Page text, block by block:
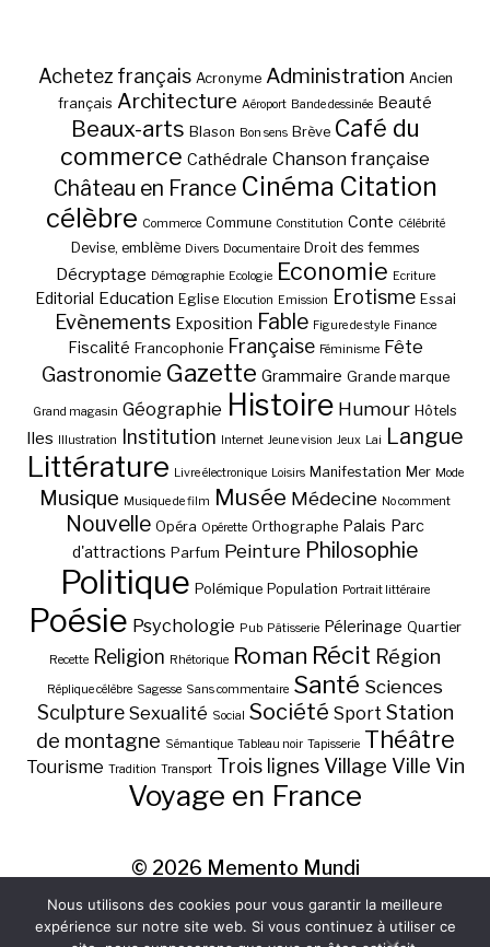
Achetez français Acronyme Administration Ancien
français Architecture Aéroport Bande dessinée Beauté
Beaux-arts Blason Bon sens Brève Café du
commerce Cathédrale Chanson française
Château en France Cinéma Citation
célèbre Commerce Commune Constitution Conte Célébrité
Devise, emblème Divers Documentaire Droit des femmes
Décryptage Démographie Ecologie Economie Ecriture
Editorial Education Eglise Elocution Emission Erotisme Essai
Evènements Exposition Fable Figure de style Finance
Fiscalité Francophonie Française Féminisme Fête
Gastronomie Gazette Grammaire Grande marque
Grand magasin Géographie Histoire Humour Hôtels
Iles Illustration Institution Internet Jeune vision Jeux Lai Langue
Littérature Livre électronique Loisirs Manifestation Mer Mode
Musique Musique de film Musée Médecine No comment
Nouvelle Opéra Opérette Orthographe Palais Parc
d'attractions Parfum Peinture Philosophie
Politique Polémique Population Portrait littéraire
Poésie Psychologie Pub Pâtisserie Pélerinage Quartier
Recette Religion Rhétorique Roman Récit Région
Réplique célèbre Sagesse Sans commentaire Santé Sciences
Sculpture Sexualité Social Société Sport Station
de montagne Sémantique Tableau noir Tapisserie Théâtre
Tourisme Tradition Transport Trois lignes Village Ville Vin
Voyage en France
© 2026 Memento Mundi
Nous utilisons des cookies pour vous garantir la meilleure
expérience sur notre site web. Si vous continuez à utiliser ce